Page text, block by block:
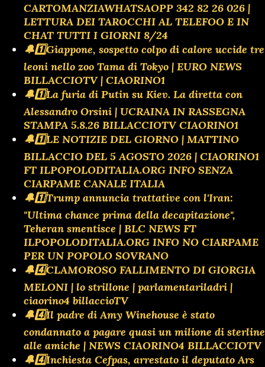
CARTOMANZIAWHATSAOPP 342 82 26 026 |
LETTURA DEI TAROCCHI AL TELEFOO E IN
CHAT TUTTI I GIORNI 8/24
🔔1️⃣Giappone, sospetto colpo di calore uccide tre
leoni nello zoo Tama di Tokyo | EURO NEWS
BILLACCIOTV | CIAORINO1
🔔1️⃣La furia di Putin su Kiev. La diretta con
Alessandro Orsini | UCRAINA IN RASSEGNA
STAMPA 5.8.26 BILLACCIOTV CIAORINO1
🔔1️⃣LE NOTIZIE DEL GIORNO | MATTINO
BILLACCIO DEL 5 AGOSTO 2026 | CIAORINO1
FT ILPOPOLODITALIA.ORG INFO SENZA
CIARPAME CANALE ITALIA
🔔1️⃣Trump annuncia trattative con l'Iran:
"Ultima chance prima della decapitazione",
Teheran smentisce | BLC NEWS FT
ILPOPOLODITALIA.ORG INFO NO CIARPAME
PER UN POPOLO SOVRANO
🔔4️⃣CLAMOROSO FALLIMENTO DI GIORGIA
MELONI | lo strillone | parlamentariladri |
ciaorino4 billaccioTV
🔔4️⃣Il padre di Amy Winehouse è stato
condannato a pagare quasi un milione di sterline
alle amiche | NEWS CIAORINO4 BILLACCIOTV
🔔4️⃣Inchiesta Cefpas, arrestato il deputato Ars